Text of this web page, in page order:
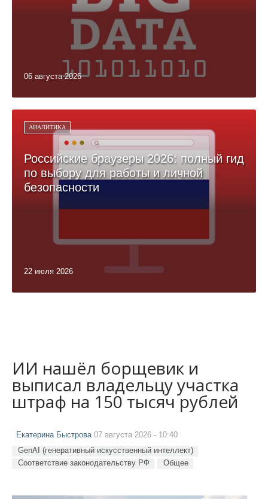
06 августа 2026
АНАЛИТИКА
Российские браузеры 2026: полный гид
по выбору для работы и личной
безопасности
22 июля 2026
ИИ нашёл борщевик и
выписал владельцу участка
штраф на 150 тысяч рублей
Екатерина Быстрова07 августа 2026 - 10:40
GenAI (генеративный искусственный интеллект)
Соответствие законодательству РФ
Общее